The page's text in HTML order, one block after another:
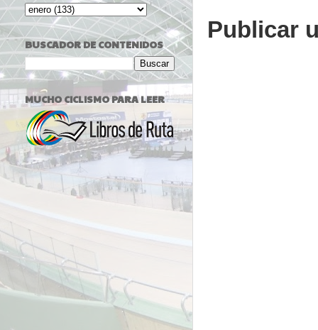
Publicar
BUSCADOR DE CONTENIDOS
MUCHO CICLISMO PARA LEER